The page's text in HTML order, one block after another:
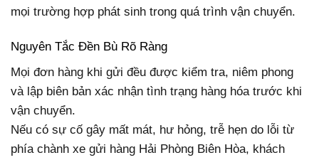
mọi trường hợp phát sinh trong quá trình vận chuyển.
Nguyên Tắc Đền Bù Rõ Ràng
Mọi đơn hàng khi gửi đều được kiểm tra, niêm phong
và lập biên bản xác nhận tình trạng hàng hóa trước khi
vận chuyển.
Nếu có sự cố gây mất mát, hư hỏng, trễ hẹn do lỗi từ
phía chành xe gửi hàng Hải Phòng Biên Hòa, khách